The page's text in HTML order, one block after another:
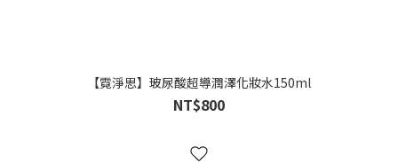
【霓淨思】玻尿酸超導潤澤化妝水150ml
NT$800